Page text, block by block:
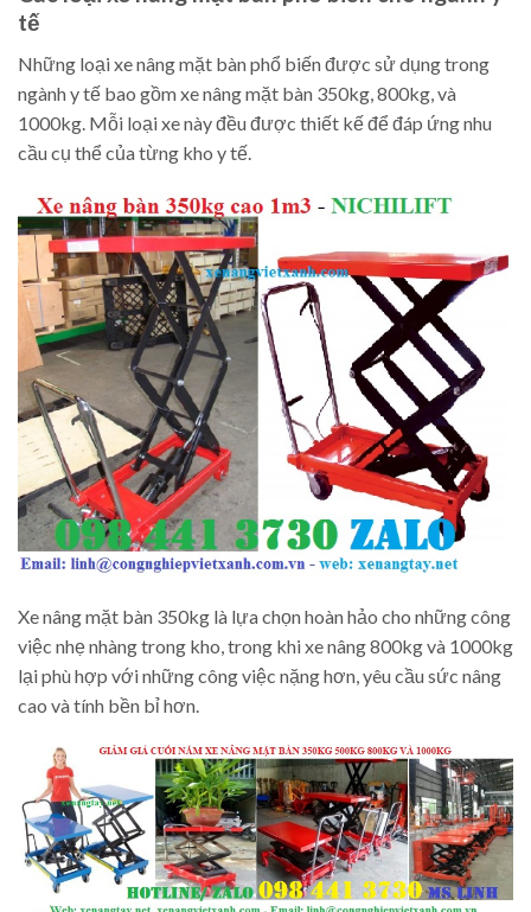
tế
Những loại xe nâng mặt bàn phổ biến được sử dụng trong
ngành y tế bao gồm xe nâng mặt bàn 350kg, 800kg, và
1000kg. Mỗi loại xe này đều được thiết kế để đáp ứng nhu
cầu cụ thể của từng kho y tế.
Xe nâng mặt bàn 350kg là lựa chọn hoàn hảo cho những công
việc nhẹ nhàng trong kho, trong khi xe nâng 800kg và 1000kg
lại phù hợp với những công việc nặng hơn, yêu cầu sức nâng
cao và tính bền bỉ hơn.